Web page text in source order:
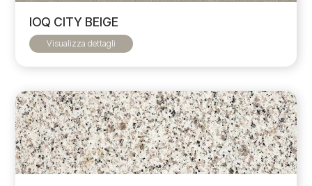
IOQ CITY BEIGE
Visualizza dettagli